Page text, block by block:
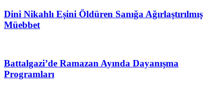
Dini Nikahlı Eşini Öldüren Sanığa Ağırlaştırılmış
Müebbet
Battalgazi’de Ramazan Ayında Dayanışma
Programları